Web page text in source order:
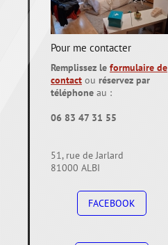
Pour me contacter
Remplissez le formulaire de
contact ou réservez par
téléphone au :
06 83 47 31 55
51, rue de Jarlard
81000 ALBI
FACEBOOK